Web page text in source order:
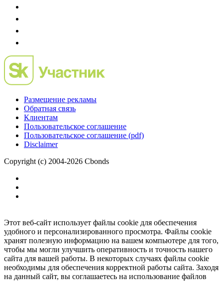
Размещение рекламы
Обратная связь
Клиентам
Пользовательское соглашение
Пользовательское соглашение (pdf)
Disclaimer
Copyright (c) 2004-2026 Cbonds
Этот веб-сайт использует файлы cookie для обеспечения
удобного и персонализированного просмотра. Файлы cookie
хранят полезную информацию на вашем компьютере для того,
чтобы мы могли улучшить оперативность и точность нашего
сайта для вашей работы. В некоторых случаях файлы cookie
необходимы для обеспечения корректной работы сайта. Заходя
на данный сайт, вы соглашаетесь на использование файлов